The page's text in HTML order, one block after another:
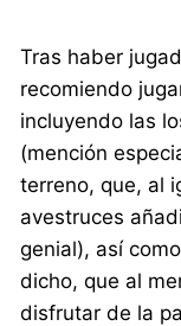
Tras haber
recomiendo
incluyendo las
(mención
terreno, que, al
avestruces
genial), así
dicho, que al
disfrutar de la